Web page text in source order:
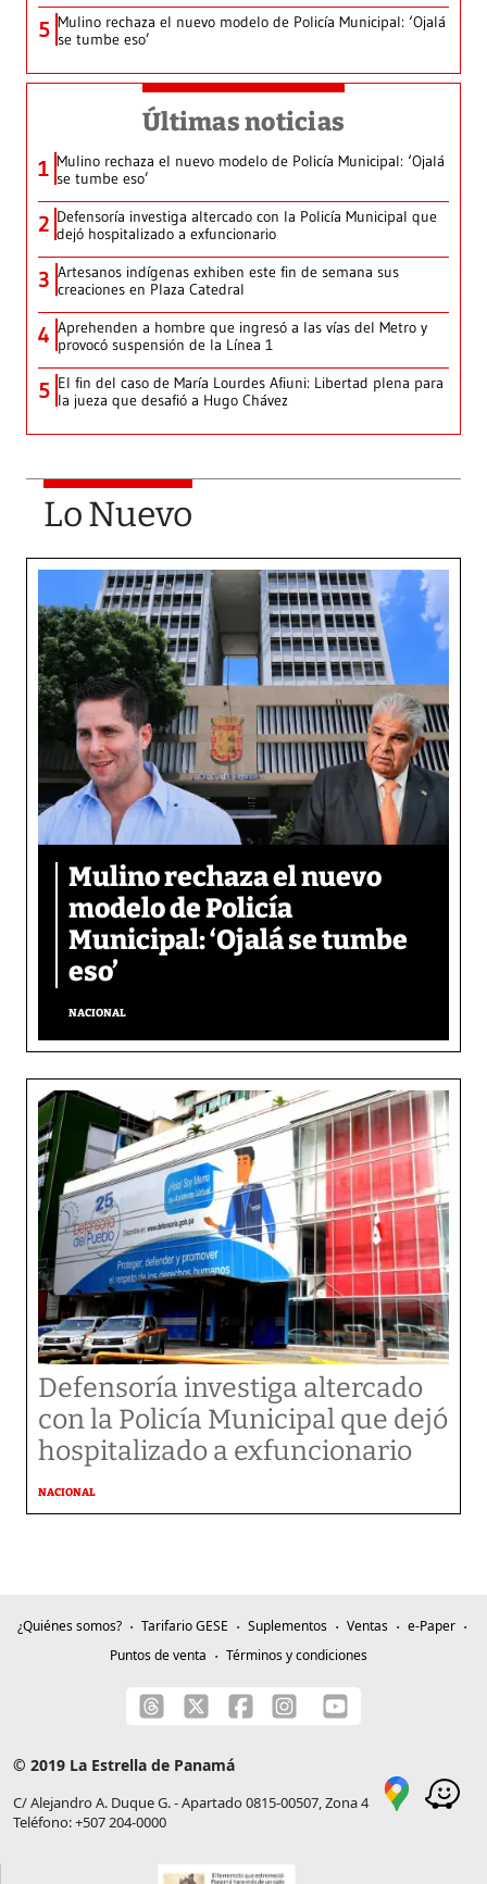
5 Mulino rechaza el nuevo modelo de Policía Municipal: ‘Ojalá
se tumbe eso’
Últimas noticias
1 Mulino rechaza el nuevo modelo de Policía Municipal: ‘Ojalá
se tumbe eso’
2 Defensoría investiga altercado con la Policía Municipal que
dejó hospitalizado a exfuncionario
3 Artesanos indígenas exhiben este fin de semana sus
creaciones en Plaza Catedral
4 Aprehenden a hombre que ingresó a las vías del Metro y
provocó suspensión de la Línea 1
5 El fin del caso de María Lourdes Afiuni: Libertad plena para
la jueza que desafió a Hugo Chávez
Lo Nuevo
Mulino rechaza el nuevo
modelo de Policía
Municipal: ‘Ojalá se tumbe
eso’
NACIONAL
Defensoría investiga altercado
con la Policía Municipal que dejó
hospitalizado a exfuncionario
NACIONAL
¿Quiénes somos? Tarifario GESE Suplementos Ventas
e-Paper
Puntos de venta
Términos y condiciones
© 2019 La Estrella de Panamá
C/ Alejandro A. Duque G. - Apartado 0815-00507, Zona 4
Teléfono: +507 204-0000